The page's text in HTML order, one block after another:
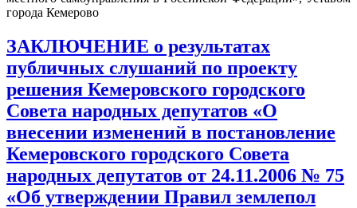
города Кемерово
ЗАКЛЮЧЕНИЕ о результатах
публичных слушаний по проекту
решения Кемеровского городского
Совета народных депутатов «О
внесении изменений в постановление
Кемеровского городского Совета
народных депутатов от 24.11.2006 № 75
«Об утверждении Правил землепол